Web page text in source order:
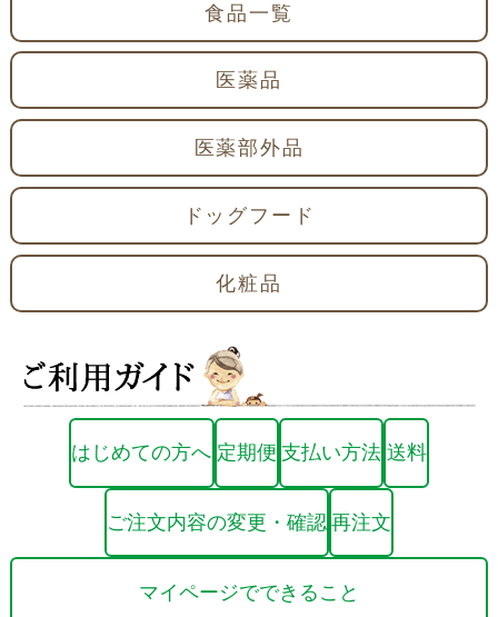
食品一覧
医薬品
医薬部外品
ドッグフード
化粧品
はじめての方へ 定期便 支払い方法 送料
ご注文内容の変更・確認 再注文
マイページでできること